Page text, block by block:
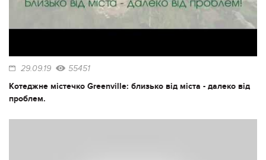
29.09.19 55451
Котеджне містечко Greenville: близько від міста - далеко від
проблем.